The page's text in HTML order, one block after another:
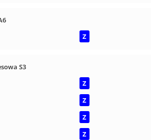
Z
S3
Z
Z
Z
Z